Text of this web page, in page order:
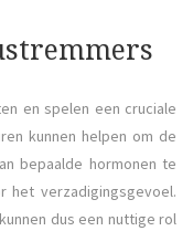
en spelen een cruciale
kunnen helpen om de
bepaalde hormonen te
het verzadigingsgevoel.
dus een nuttige rol